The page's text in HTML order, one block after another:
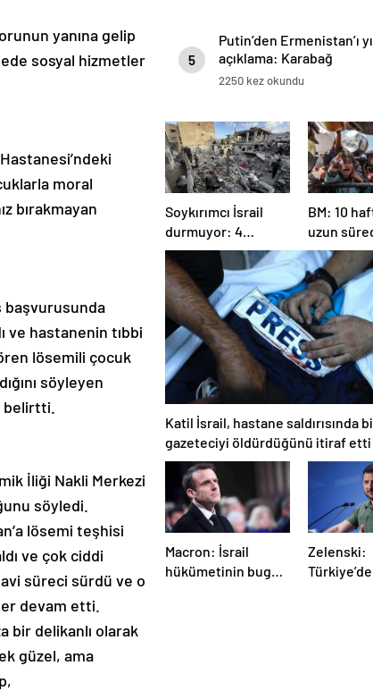
yanına gelip
sosyal hizmetler
moral
bırakmayan
başvurusunda
ve hastanenin tıbbi
lösemili çocuk
söyleyen
belirtti.
İliği Nakli Merkezi
söyledi.
lösemi teşhisi
ve çok ciddi
süreci sürdü ve o
devam etti.
bir delikanlı olarak
güzel, ama
5
Putin’den Ermenistan’ı
açıklama: Karabağ
Azerbaycan’ın ayrılmaz bir
2250 kez okundu
Soykırımcı İsrail
durmuyor: 4
Filistinli öldü, çok
sayıda yaralı var
BM: 10
uzun
Gazze’ye
ilaç, su,
girmedi
Katil İsrail, hastane saldırısında
gazeteciyi öldürdüğünü itiraf etti
Macron: İsrail
hükümetinin bugün
Zelenski: